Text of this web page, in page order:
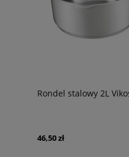
Rondel stalowy 2L
46,50 zł